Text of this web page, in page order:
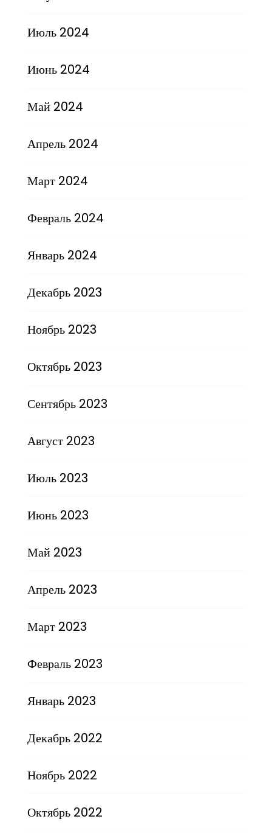
Июль 2024
Июнь 2024
Май 2024
Апрель 2024
Март 2024
Февраль 2024
Январь 2024
Декабрь 2023
Ноябрь 2023
Октябрь 2023
Сентябрь 2023
Август 2023
Июль 2023
Июнь 2023
Май 2023
Апрель 2023
Март 2023
Февраль 2023
Январь 2023
Декабрь 2022
Ноябрь 2022
Октябрь 2022